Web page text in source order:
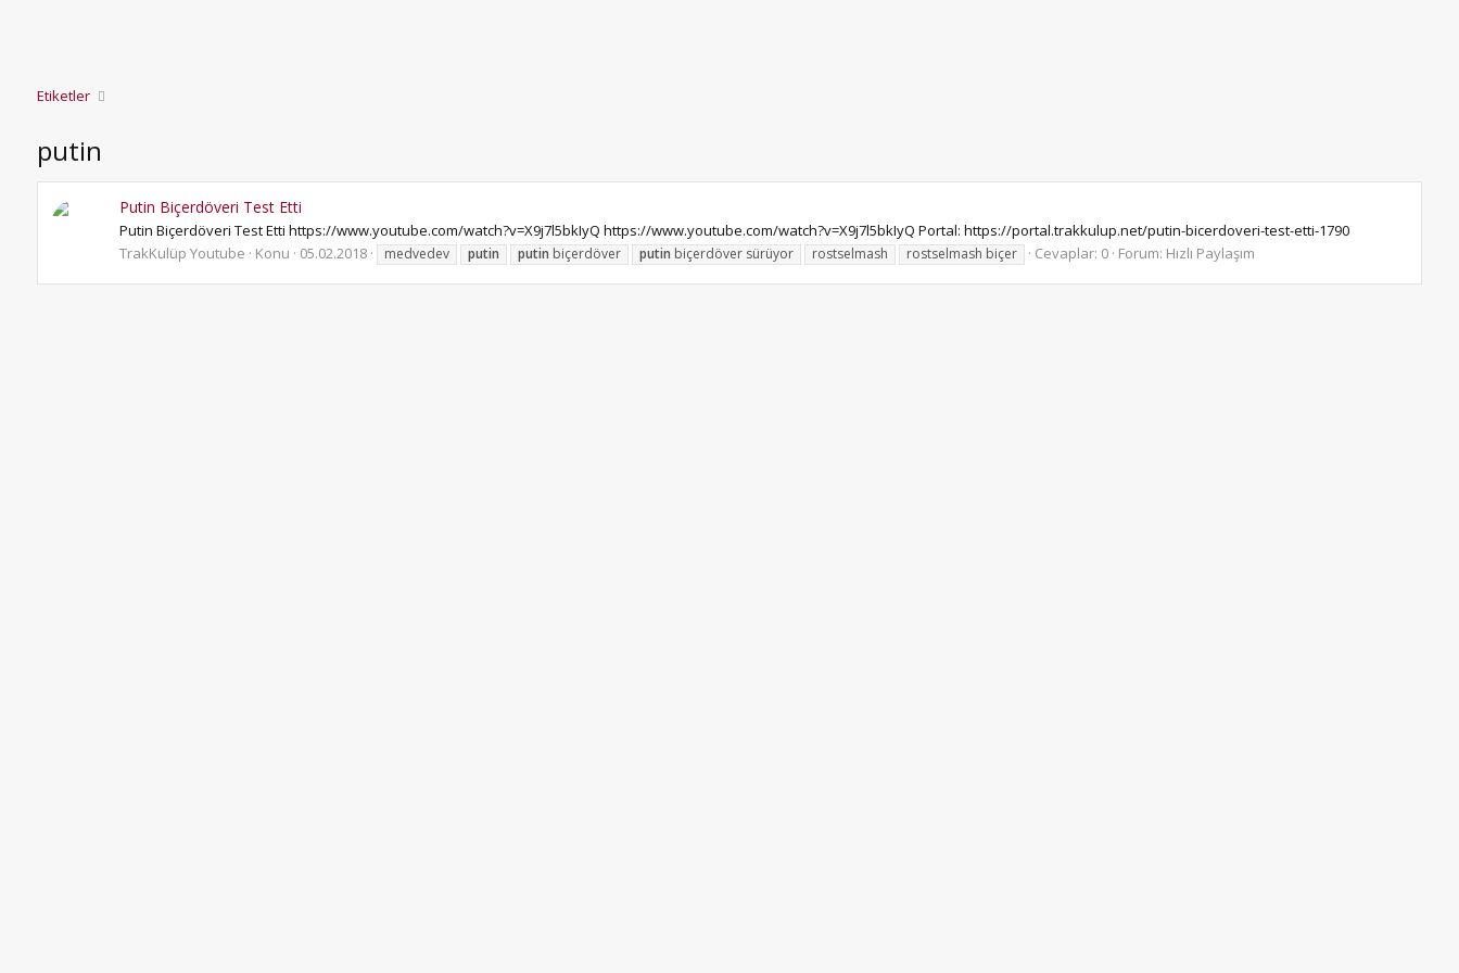
Etiketler
putin
Putin Biçerdöveri Test Etti
Putin Biçerdöveri Test Etti https://www.youtube.com/watch?v=X9j7l5bkIyQ https://www.youtube.com/watch?v=X9j7l5bkIyQ Portal: https://portal.trakkulup.net/putin-bicerdoveri-test-etti-1790
TrakKulüp Youtube
Konu 05.02.2018 medvedev putin putin biçerdöver putin biçerdöver sürüyor rostselmash rostselmash biçer Cevaplar: 0 Forum: Hızlı Paylaşım